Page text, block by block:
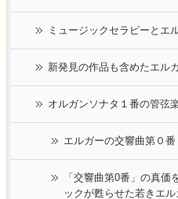
ミュージックセラピーとエ
新発見の作品も含めたエル
オルガンソナタ１番の管弦
エルガーの交響曲第０番
「交響曲第0番」の真
ックが甦らせた若きエル